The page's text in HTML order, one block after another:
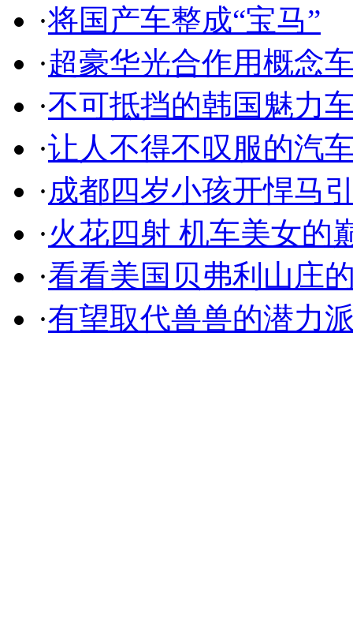
·将国产车整成“宝马”
·超豪华光合作用概念
·不可抵挡的韩国魅力
·让人不得不叹服的汽
·成都四岁小孩开悍马
·火花四射 机车美女的
·看看美国贝弗利山庄
·有望取代兽兽的潜力